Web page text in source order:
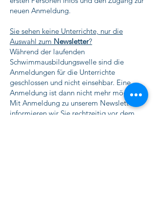
neuen Anmeldung.
Sie sehen keine Unterrichte, nur die
Auswahl zum Newsletter?
Während der laufenden
Schwimmausbildungswelle sind die
Anmeldungen für die Unterrichte
geschlossen und nicht einsehbar. Eine
Anmeldung ist dann nicht mehr möglich.
Mit Anmeldung zu unserem Newsletter
informieren wir Sie rechtzeitig vor dem